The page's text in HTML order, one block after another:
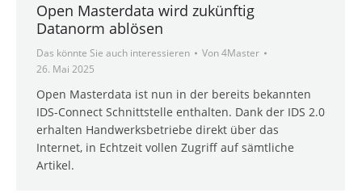
Open Masterdata wird zukünftig
Datanorm ablösen
Das könnte Sie auch interessieren Von4Master
26. Mai 2025
Open Masterdata ist nun in der bereits bekannten
IDS-Connect Schnittstelle enthalten. Dank der IDS 2.0
erhalten Handwerksbetriebe direkt über das
Internet, in Echtzeit vollen Zugriff auf sämtliche
Artikel.